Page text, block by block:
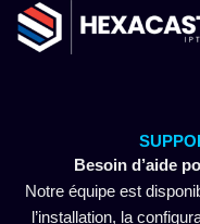
Aller
Besoin d’aide
Notre équipe est
l’installation, la